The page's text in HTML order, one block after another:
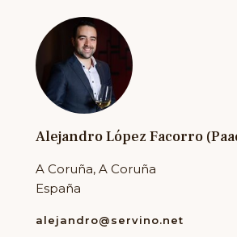
Alejandro López Facorro
A Coruña, A Coruña
España
alejandro@servino.net